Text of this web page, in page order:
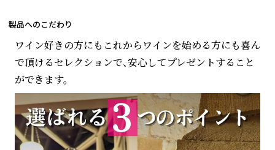
製品へのこだわり
ワイン好きの方にもこれからワインを始める方にも喜ん
で頂けるセレクションで、安心してプレゼントすること
ができます。